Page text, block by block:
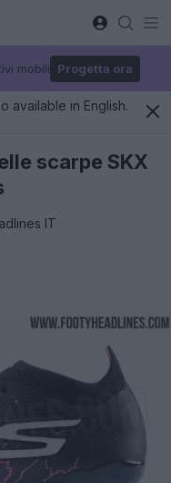
mobili Progetta ora
available in English.
scarpe SKX
IT